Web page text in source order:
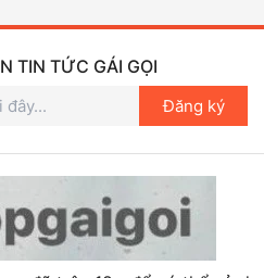
TIN TỨC GÁI GỌI
Đăng ký